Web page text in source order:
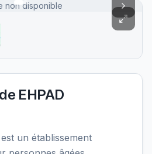
non disponible
EHPAD
un établissement